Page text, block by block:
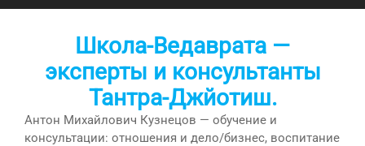
Перейти
Школа-Ведаврата —
эксперты и консультанты
Тантра-Джйотиш.
Антон Михайлович Кузнецов — обучение и
консультации: отношения и дело/бизнес, воспитание